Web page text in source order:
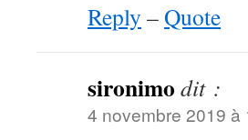
Reply –Quote
sironimo dit :
4 novembre 2019 à